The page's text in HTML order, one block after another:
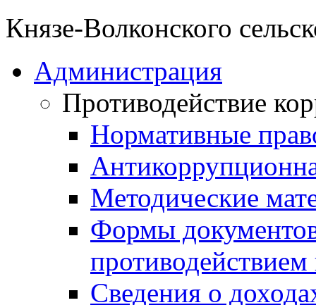
Князе-Волконского
Администрация
Противодействие
Нормативные
Методические
Формы
Сведения о